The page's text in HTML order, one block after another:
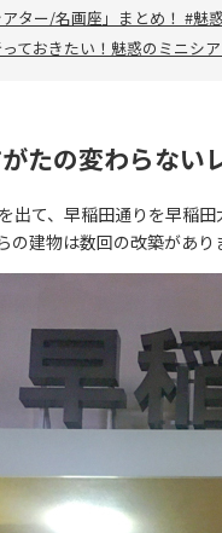
ター/名画座」まとめ！ #魅
っておきたい！魅惑のミニシ
たの変わらない
出て、早稲田通りを早稲
の建物は数回の改築があ